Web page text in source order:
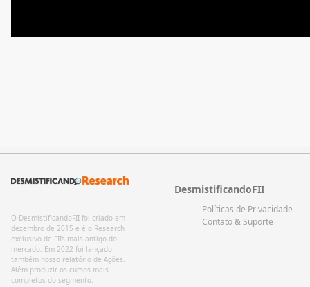
O DesmistificandoFII foi criado em
dezembro de 2015 e é o Research
exclusivo de FIIs mais antigo do
mercado. Em 2022 foi lançado
também nosso relatório de Ações.
Além produzir os cursos mais
completos do segmento.
DesmistificandoFII
Políticas de Privacidade
Contato & Suporte